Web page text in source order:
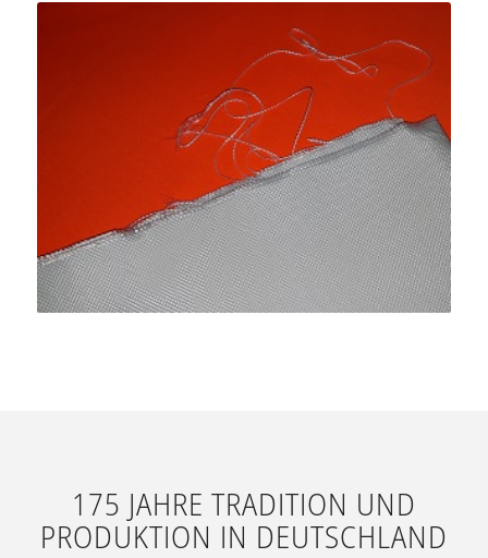
175 JAHRE TRADITION UND
PRODUKTION IN DEUTSCHLAND